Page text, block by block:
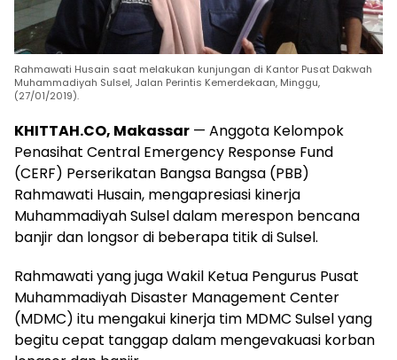
Rahmawati Husain saat melakukan kunjungan di Kantor Pusat Dakwah
Muhammadiyah Sulsel, Jalan Perintis Kemerdekaan, Minggu,
(27/01/2019).
KHITTAH.CO, Makassar — Anggota Kelompok
Penasihat Central Emergency Response Fund
(CERF) Perserikatan Bangsa Bangsa (PBB)
Rahmawati Husain, mengapresiasi kinerja
Muhammadiyah Sulsel dalam merespon bencana
banjir dan longsor di beberapa titik di Sulsel.
Rahmawati yang juga Wakil Ketua Pengurus Pusat
Muhammadiyah Disaster Management Center
(MDMC) itu mengakui kinerja tim MDMC Sulsel yang
begitu cepat tanggap dalam mengevakuasi korban